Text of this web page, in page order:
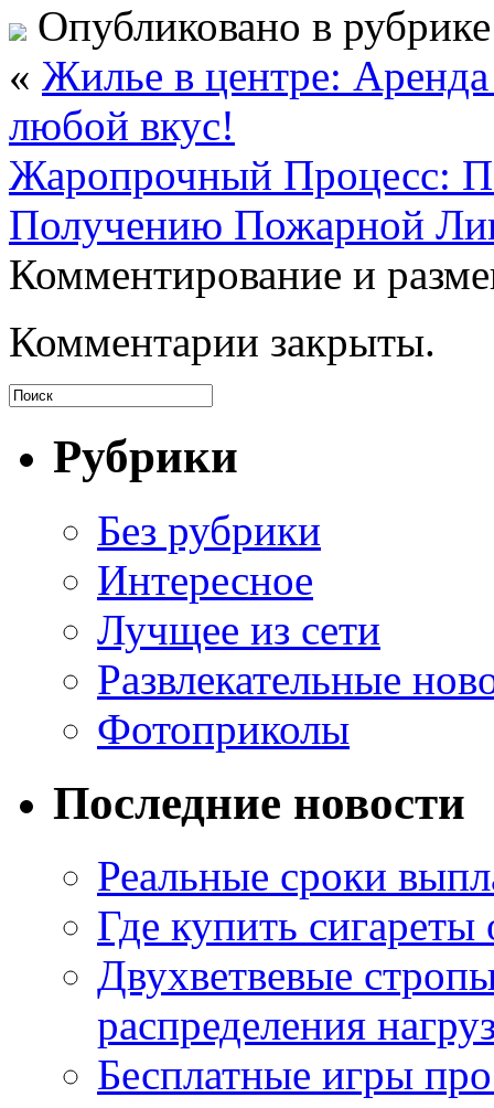
Опубликовано в
« Жилье в центре:
любой вкус!
Жаропрочный Процесс:
Получению Пожарной
Комментирование и
Комментарии закрыты.
Рубрики
Без рубрики
Интересное
Лучщее из сети
Развлекательные
Фотоприколы
Последние новости
Реальные сроки
Где купить
Двухветвевые
распределения
Бесплатные игры